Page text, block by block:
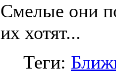
Смелые они
их хотят...
Теги: